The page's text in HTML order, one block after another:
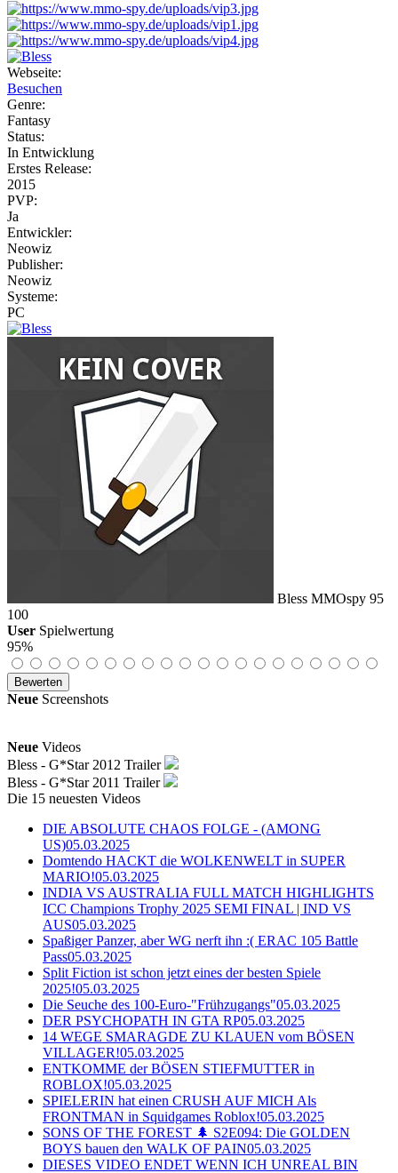
Webseite:
Besuchen
Genre:
Fantasy
Status:
In Entwicklung
Erstes Release:
2015
PVP:
Ja
Entwickler:
Neowiz
Publisher:
Neowiz
Systeme:
PC
Bless MMOspy 95
100
User Spielwertung
95%
Neue Screenshots
Neue Videos
Bless - G*Star 2012 Trailer
Bless - G*Star 2011 Trailer
Die 15 neuesten Videos
DIE ABSOLUTE CHAOS FOLGE - (AMONG
US)05.03.2025
Domtendo HACKT die WOLKENWELT in SUPER
MARIO!05.03.2025
INDIA VS AUSTRALIA FULL MATCH HIGHLIGHTS
ICC Champions Trophy 2025 SEMI FINAL | IND VS
AUS05.03.2025
Spaßiger Panzer, aber WG nerft ihn :( ERAC 105 Battle
Pass05.03.2025
Split Fiction ist schon jetzt eines der besten Spiele
2025!05.03.2025
Die Seuche des 100-Euro-"Frühzugangs"05.03.2025
DER PSYCHOPATH IN GTA RP05.03.2025
14 WEGE SMARAGDE ZU KLAUEN vom BÖSEN
VILLAGER!05.03.2025
ENTKOMME der BÖSEN STIEFMUTTER in
ROBLOX!05.03.2025
SPIELERIN hat einen CRUSH AUF MICH Als
FRONTMAN in Squidgames Roblox!05.03.2025
SONS OF THE FOREST 🌲 S2E094: Die GOLDEN
BOYS bauen den WALK OF PAIN05.03.2025
DIESES VIDEO ENDET WENN ICH UNREAL BIN